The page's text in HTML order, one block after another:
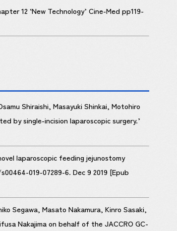
12 ‘New Technology’ Cine-Med pp119-
Shiraishi, Masayuki Shinkai, Motohiro
by single-incision laparoscopic surgery.’
laparoscopic feeding jejunostomy
019-07289-6. Dec 9 2019 [Epub
Segawa, Masato Nakamura, Kinro Sasaki,
Nakajima on behalf of the JACCRO GC-